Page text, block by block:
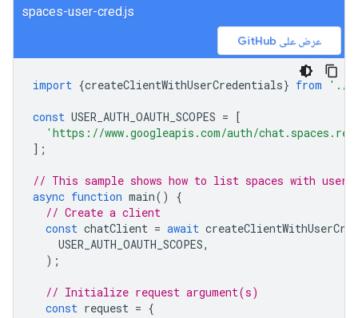
spaces-user-cred.js
عرض على GitHub
import {createClientWithUserCredentials} from './
const USER_AUTH_OAUTH_SCOPES = [
'https://www.googleapis.com/auth/
];
// This sample shows how to list spaces with user
async function main()
{
// Create a client
const chatClient = await
USER_AUTH_OAUTH_SCOPES,
);
// Initialize request argument(s)
const request = {